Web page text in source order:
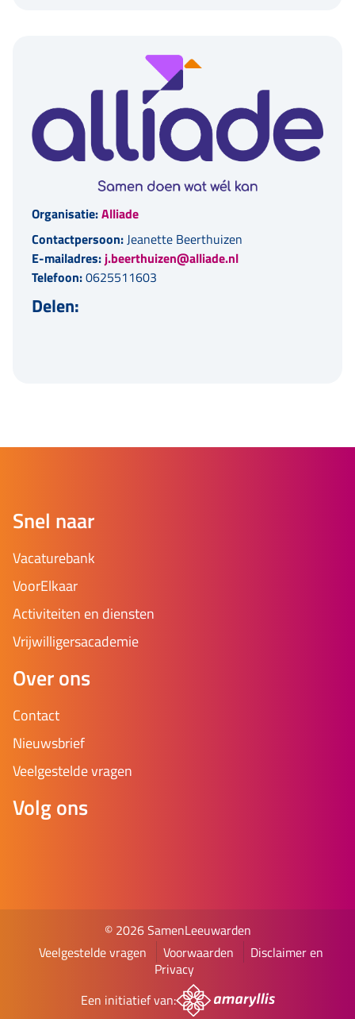
Organisatie:Alliade
Contactpersoon:Jeanette Beerthuizen
E-mailadres:j.beerthuizen@alliade.nl
Telefoon:0625511603
Delen:
Snel naar
Vacaturebank
VoorElkaar
Activiteiten en diensten
Vrijwilligersacademie
Over ons
Contact
Nieuwsbrief
Veelgestelde vragen
Volg ons
© 2026 SamenLeeuwarden
Veelgestelde vragen
Voorwaarden
Disclaimer en
Privacy
Een initiatief van: